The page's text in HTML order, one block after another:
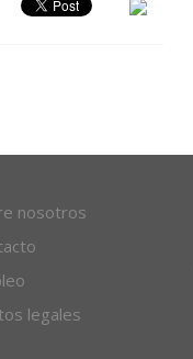
nosotros
legales